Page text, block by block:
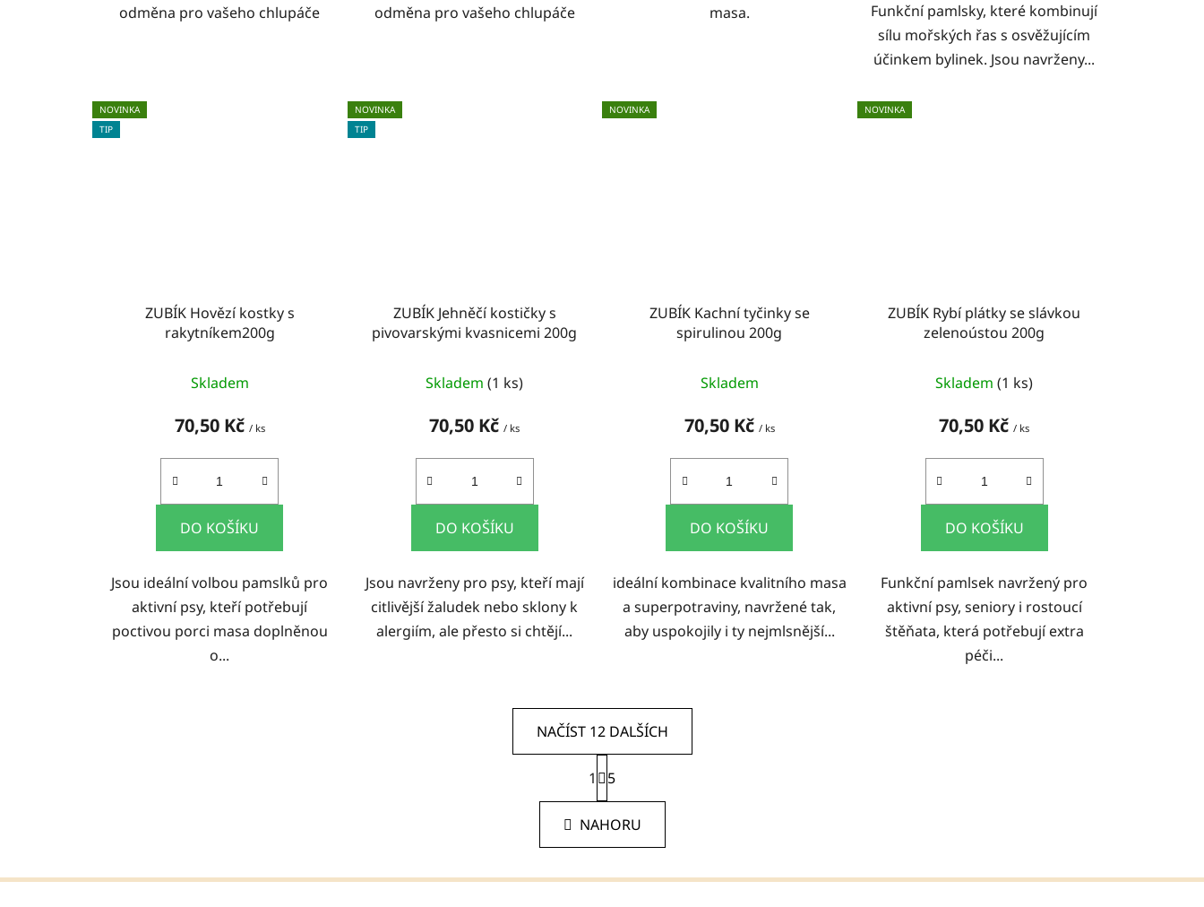
odměna pro vašeho chlupáče
odměna pro vašeho chlupáče
masa.
Funkční pamlsky, které kombinují
sílu mořských řas s osvěžujícím
účinkem bylinek. Jsou navrženy...
NOVINKA
TIP
ZUBÍK Hovězí kostky s
rakytníkem200g
Skladem
70,50 Kč / ks
DO KOŠÍKU
Jsou ideální volbou pamslků pro
aktivní psy, kteří potřebují
poctivou porci masa doplněnou
o...
NOVINKA
TIP
ZUBÍK Jehněčí kostičky s
pivovarskými kvasnicemi 200g
Skladem(1 ks)
70,50 Kč/ ks
DO KOŠÍKU
Jsou navrženy pro psy, kteří mají
citlivější žaludek nebo sklony k
alergiím, ale přesto si chtějí...
NOVINKA
ZUBÍK Kachní tyčinky se
spirulinou 200g
Skladem
70,50 Kč / ks
DO KOŠÍKU
ideální kombinace kvalitního masa
a superpotraviny, navržené tak,
aby uspokojily i ty nejmlsnější...
NOVINKA
ZUBÍK Rybí plátky se slávkou
zelenoústou 200g
Skladem(1 ks)
70,50 Kč/ ks
DO KOŠÍKU
Funkční pamlsek navržený pro
aktivní psy, seniory i rostoucí
štěňata, která potřebují extra
péči...
O
v
l
á
a
NAČÍST 12 DALŠÍCH
S
t
r
n
k
v
1 5
NAHORU